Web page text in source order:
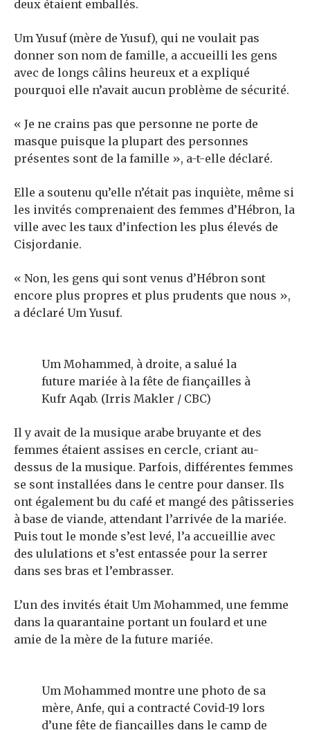
deux étaient emballés.
Um Yusuf (mère de Yusuf), qui ne voulait pas
donner son nom de famille, a accueilli les gens
avec de longs câlins heureux et a expliqué
pourquoi elle n’avait aucun problème de sécurité.
« Je ne crains pas que personne ne porte de
masque puisque la plupart des personnes
présentes sont de la famille », a-t-elle déclaré.
Elle a soutenu qu’elle n’était pas inquiète, même si
les invités comprenaient des femmes d’Hébron, la
ville avec les taux d’infection les plus élevés de
Cisjordanie.
« Non, les gens qui sont venus d’Hébron sont
encore plus propres et plus prudents que nous »,
a déclaré Um Yusuf.
Um Mohammed, à droite, a salué la
future mariée à la fête de fiançailles à
Kufr Aqab. (Irris Makler / CBC)
Il y avait de la musique arabe bruyante et des
femmes étaient assises en cercle, criant au-
dessus de la musique. Parfois, différentes femmes
se sont installées dans le centre pour danser. Ils
ont également bu du café et mangé des pâtisseries
à base de viande, attendant l’arrivée de la mariée.
Puis tout le monde s’est levé, l’a accueillie avec
des ululations et s’est entassée pour la serrer
dans ses bras et l’embrasser.
L’un des invités était Um Mohammed, une femme
dans la quarantaine portant un foulard et une
amie de la mère de la future mariée.
Um Mohammed montre une photo de sa
mère, Anfe, qui a contracté Covid-19 lors
d’une fête de fiançailles dans le camp de